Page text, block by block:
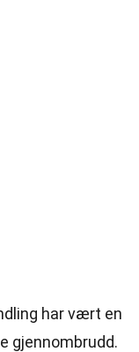
har vært en
gjennombrudd.